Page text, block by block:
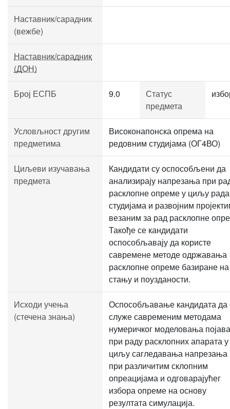
Наставник/сарадник
(вежбе)
Наставник/сарадник
(ДОН)
Број ЕСПБ 9.0
Статус
предмета
Условљност другим
предметима
Високонапонска опрема на
редовним студијама (ОГ4ВО)
Циљеви изучавања
предмета
Кандидати су оспособљени да
анализирају напрезања при
расклопне опреме у циљу
студијама и развојним
везаним за рад расклопне
Такође се кандидати
оспособљавају да користе
савремене методе одржавања
расклопне опреме базиране на
стању и поузданости.
Исходи учења
(стечена знања)
Оспособљавање кандидата да
служе савременим методама
нумеричког моделовања појава
при раду расклопних апарата у
циљу сагледавања напрезања
при различитим склопним
опреацијама и одговарајућег
избора опреме на основу
резултата симулација.